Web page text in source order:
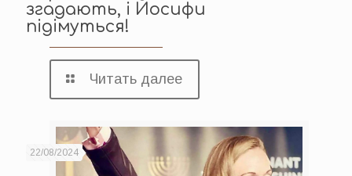
згадають, i Йосифи
підімуться!
Читать далее
22/08/2024